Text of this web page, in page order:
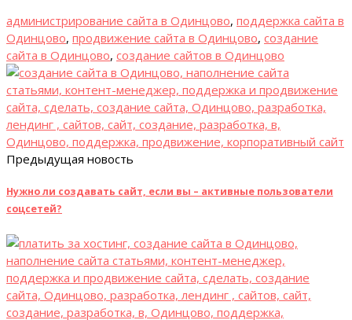
администрирование сайта в Одинцово, поддержка сайта в
Одинцово, продвижение сайта в Одинцово, создание
сайта в Одинцово, создание сайтов в Одинцово
Предыдущая новость
Нужно ли создавать сайт, если вы – активные пользователи
соцсетей?